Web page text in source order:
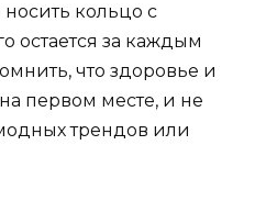
кольцо с
остается за каждым
что здоровье и
первом месте, и не
трендов или